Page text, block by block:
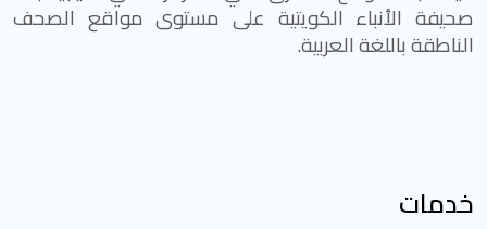
صحيفة الأنباء الكويتية على مستوى مواقع الصحف
الناطقة باللغة العربية.
خدمات